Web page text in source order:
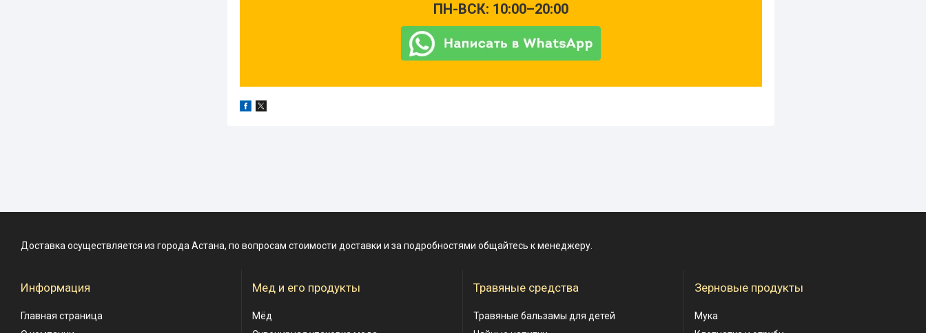
ПН-ВСК: 10:00–20:00
Доставка осуществляется из города Астана, по вопросам стоимости доставки и за подробностями общайтесь к менеджеру.
Информация
Главная страница
Мед и его продукты
Мёд
Травяные средства
Травяные бальзамы для детей
Зерновые продукты
Мука